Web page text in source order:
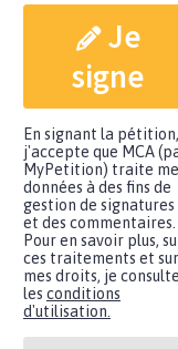
Je
signe
En signant la pétition,
j'accepte que MCA
MyPetition) traite
données à des fins de
gestion de signatures
et des commentaires.
Pour en savoir plus,
ces traitements et sur
mes droits, je
les conditions
d'utilisation.